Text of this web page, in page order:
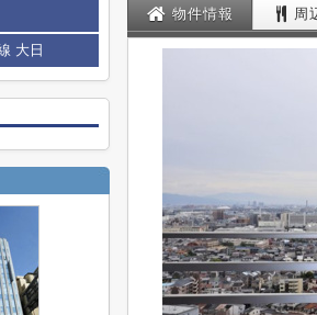
物件情報 周
大日